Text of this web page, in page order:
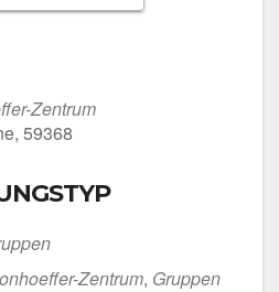
Zentrum
59368
Zentrum, Grup­pen